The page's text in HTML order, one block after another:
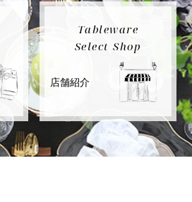
Tableware
Select Shop
店舗紹介